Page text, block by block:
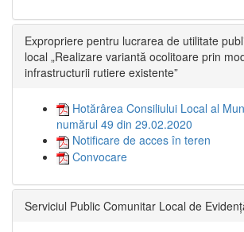
Expropriere pentru lucrarea de utilitate
local „Realizare variantă ocolitoare prin
infrastructurii rutiere existente”
Hotărârea Consiliului Local al
numărul 49 din 29.02.2020
Notificare de acces în teren
Convocare
Serviciul Public Comunitar Local de